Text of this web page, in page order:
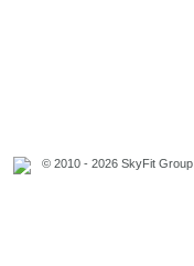
© 2010 - 2026 SkyFit Group